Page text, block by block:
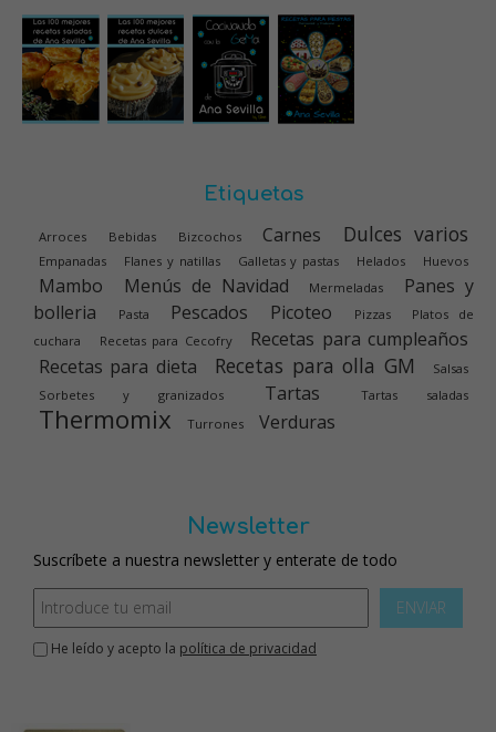
Etiquetas
Arroces Bebidas Bizcochos Carnes Dulces varios
Empanadas Flanes y natillas Galletas y pastas Helados Huevos
Mambo Menús de Navidad Mermeladas
Panes y
bolleria
Pasta Pescados Picoteo Pizzas
Platos de
cuchara
Recetas para Cecofry
Recetas para cumpleaños
Recetas para dieta
Recetas para olla GM
Salsas
Sorbetes y granizados
Tartas Tartas saladas
Thermomix Turrones Verduras
Newsletter
Suscríbete a nuestra newsletter y enterate de todo
ENVIAR
He leído y acepto la política de privacidad